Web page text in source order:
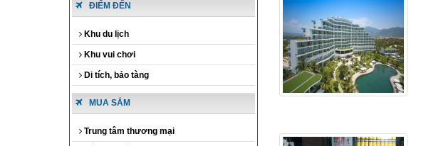
ĐIỂM ĐẾN
Khu du lịch
Khu vui chơi
Di tích, bảo tàng
MUA SẮM
Trung tâm thương mại